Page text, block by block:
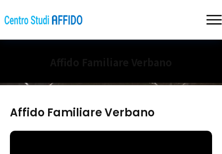
Affido Familiare Verbano